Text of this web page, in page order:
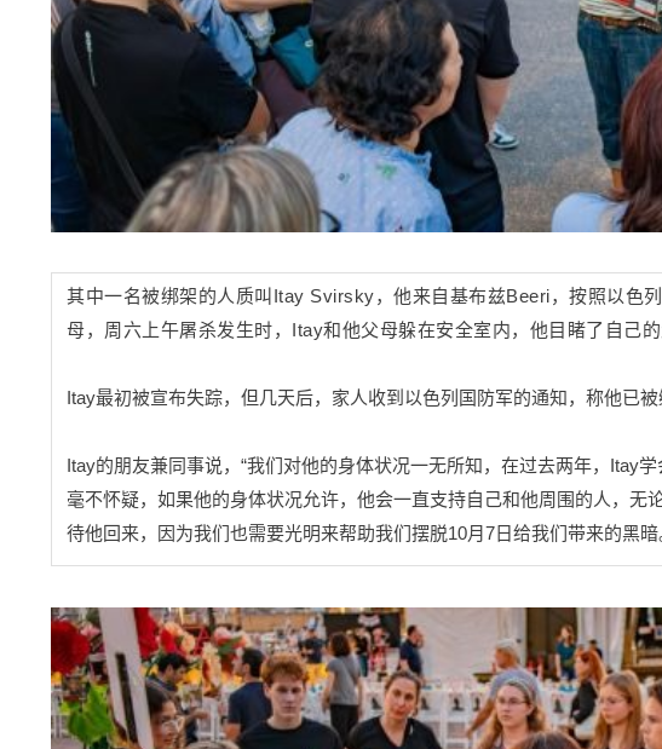
其中一名被绑架的人质叫Itay Svirsky，他来自基布兹Beeri，按照以色
母，周六上午屠杀发生时，Itay和他父母躲在安全室内，他目睹了自己
Itay最初被宣布失踪，但几天后，家人收到以色列国防军的通知，称他已被
Itay的朋友兼同事说，“我们对他的身体状况一无所知，在过去两年，Itay
毫不怀疑，如果他的身体状况允许，他会一直支持自己和他周围的人，无
待他回来，因为我们也需要光明来帮助我们摆脱10月7日给我们带来的黑暗